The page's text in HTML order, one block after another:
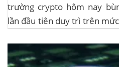
trường crypto hôm nay
lần đầu tiên duy trì trên mức
mức giá cao nhất từ trước